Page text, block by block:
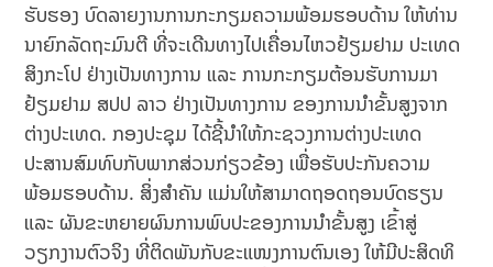
ຮັບຮອງ ບົດລາຍງານການກະກຽມຄວາມພ້ອມຮອບດ້ານ ໃຫ້ທ່ານ
ນາຍົກລັດຖະມົນຕີ ທີ່ຈະເດີນທາງໄປເຄື່ອນໄຫວຢ້ຽມຢາມ ປະເທດ
ສິງກະໂປ ຢ່າງເປັນທາງການ ແລະ ການກະກຽມຕ້ອນຮັບການມາ
ຢ້ຽມຢາມ ສປປ ລາວ ຢ່າງເປັນທາງການ ຂອງການນຳຂັ້ນສູງຈາກ
ຕ່າງປະເທດ. ກອງປະຊຸມ ໄດ້ຊີ້ນໍາໃຫ້ກະຊວງການຕ່າງປະເທດ
ປະສານສົມທົບກັບພາກສ່ວນກ່ຽວຂ້ອງ ເພື່ອຮັບປະກັນຄວາມ
ພ້ອມຮອບດ້ານ. ສິ່ງສໍາຄັນ ແມ່ນໃຫ້ສາມາດຖອດຖອນບົດຮຽນ
ແລະ ຜັນຂະຫຍາຍຜົນການພົບປະຂອງການນໍາຂັ້ນສູງ ເຂົ້າສູ່
ວຽກງານຕົວຈິງ ທີ່ຕິດພັນກັບຂະແໜງການຕົນເອງ ໃຫ້ມີປະສິດທິ